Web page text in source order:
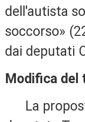
dell'autista
soccorso»
dai deputati
Modifica del
La